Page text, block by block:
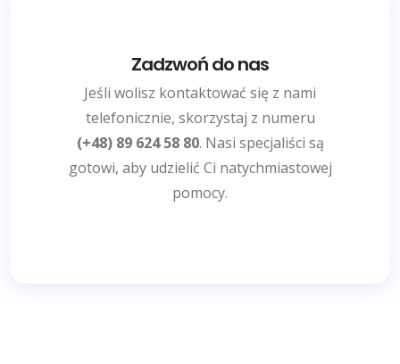
Zadzwoń do nas
Jeśli wolisz kontaktować się z nami
telefonicznie, skorzystaj z numeru
(+48) 89 624 58 80. Nasi specjaliści są
gotowi, aby udzielić Ci natychmiastowej
pomocy.